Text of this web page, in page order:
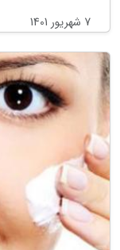
7 شهریور 1401